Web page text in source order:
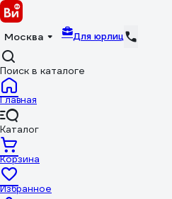
Москва Для юрлиц
Поиск в каталоге
Главная
Каталог
Корзина
Избранное